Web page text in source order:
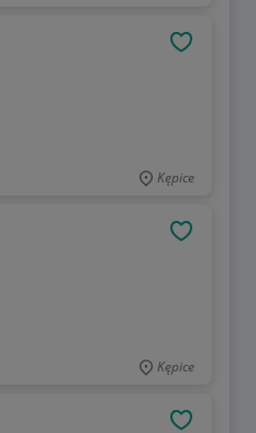
Kępice
Kępice